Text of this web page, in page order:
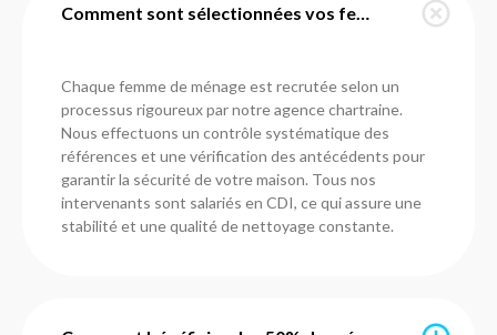
Comment sont sélectionnées vos femmes de ménage à Amilly ?
Chaque femme de ménage est recrutée selon un
processus rigoureux par notre agence chartraine.
Nous effectuons un contrôle systématique des
références et une vérification des antécédents pour
garantir la sécurité de votre maison. Tous nos
intervenants sont salariés en CDI, ce qui assure une
stabilité et une qualité de nettoyage constante.